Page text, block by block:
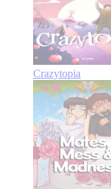
Crazytopia